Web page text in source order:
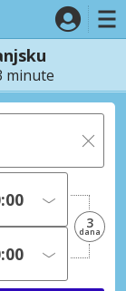
minute
3
dana